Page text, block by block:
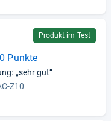
Produkt im Test
Punkte
„sehr gut“
Z10